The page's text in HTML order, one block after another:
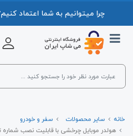
چرا میتوانیم به شما اعتماد
خانه سایر محصولات
سفر و خودرو
هولدر موبایل چرخشی با قابلیت نصب شماره